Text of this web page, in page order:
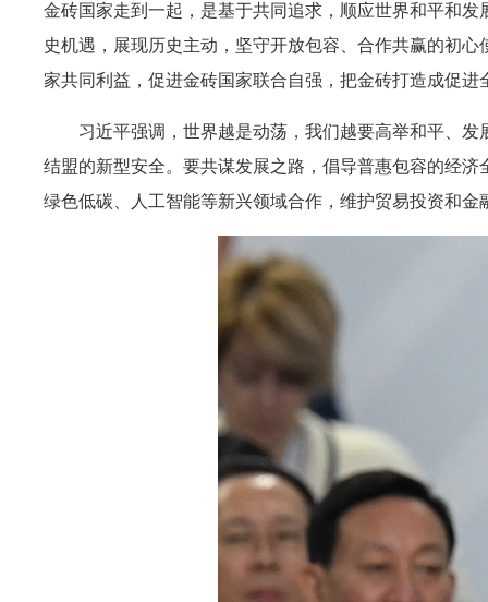
金砖国家走到一起，是基于共同追求，顺应世界和平和
史机遇，展现历史主动，坚守开放包容、合作共赢的初
家共同利益，促进金砖国家联合自强，把金砖打造成促
习近平强调，世界越是动荡，我们越要高举和平、
结盟的新型安全。要共谋发展之路，倡导普惠包容的经
绿色低碳、人工智能等新兴领域合作，维护贸易投资和金